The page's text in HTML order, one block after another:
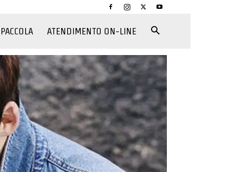
ATENDIMENTO ON-LINE